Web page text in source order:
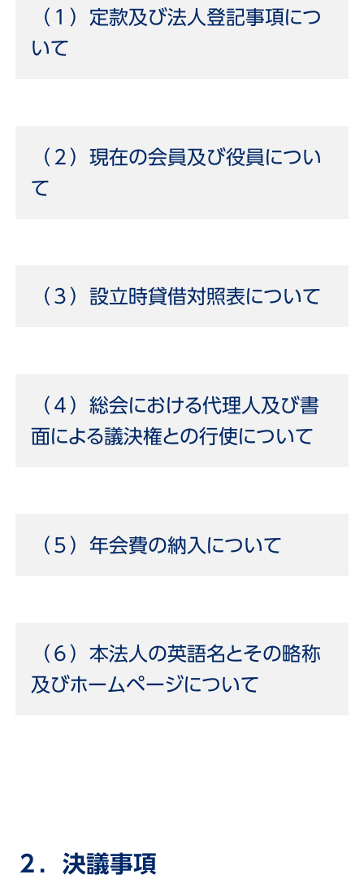
（１）定款及び法人登記事項につ
いて
（２）現在の会員及び役員につい
て
（３）設立時貸借対照表について
（４）総会における代理人及び書
面による議決権との行使について
（５）年会費の納入について
（６）本法人の英語名とその略称
及びホームページについて
２．決議事項